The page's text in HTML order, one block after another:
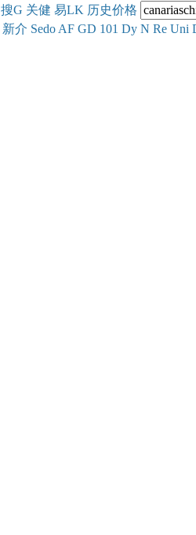
搜G 关健 易LK 历史价格
新介 Sedo AF GD 101 Dy N Re Uni